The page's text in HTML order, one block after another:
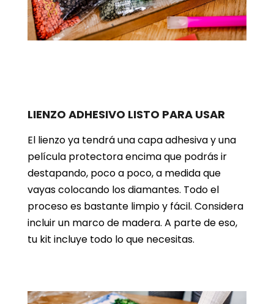
LIENZO ADHESIVO LISTO PARA USAR
El lienzo ya tendrá una capa adhesiva y una
película protectora encima que podrás ir
destapando, poco a poco, a medida que
vayas colocando los diamantes. Todo el
proceso es bastante limpio y fácil. Considera
incluir un marco de madera. A parte de eso,
tu kit incluye todo lo que necesitas.